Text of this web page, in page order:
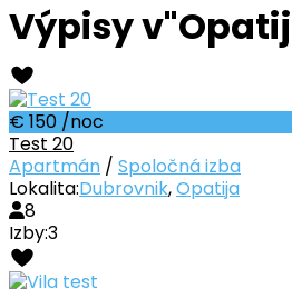
Výpisy
€ 150 /noc
Test 20
Apartmán / Spoločná izba
Lokalita:Dubrovnik,Opatija
8
Izby:3